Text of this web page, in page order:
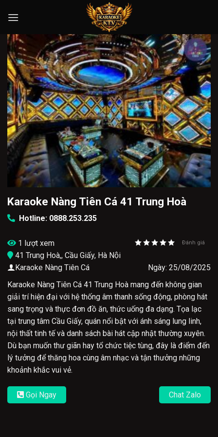
Karaoke Nàng Tiên Cá 41 Trung Hoà
Hotline: 0888.253.235
1 lượt xem Đánh giá
41 Trung Hoà,, Cầu Giấy, Hà Nội
Karaoke Nàng Tiên Cá
Ngày: 25/08/2025
Karaoke Nàng Tiên Cá 41 Trung Hoà mang đến không gian
giải trí hiện đại với hệ thống âm thanh sống động, phòng hát
sang trọng và thực đơn đồ ăn, thức uống đa dạng. Tọa lạc
tại trung tâm Cầu Giấy, quán nổi bật với ánh sáng lung linh,
nội thất tinh tế và danh sách bài hát cập nhật thường xuyên.
Dù bạn muốn thư giãn hay tổ chức tiệc tùng, đây là điểm đến
lý tưởng để thăng hoa cùng âm nhạc và tận thưởng những
khoảnh khắc vui vẻ.
Gọi Ngay Chat Zalo